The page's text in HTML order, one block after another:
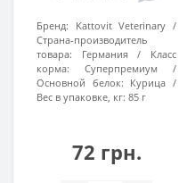
Бренд:
Kattovit Veterinary
Страна-производитель
товара:
Германия
Класс
корма:
Суперпремиум
Основной белок: Курица
Вес в упаковке, кг: 85 г
72 грн.